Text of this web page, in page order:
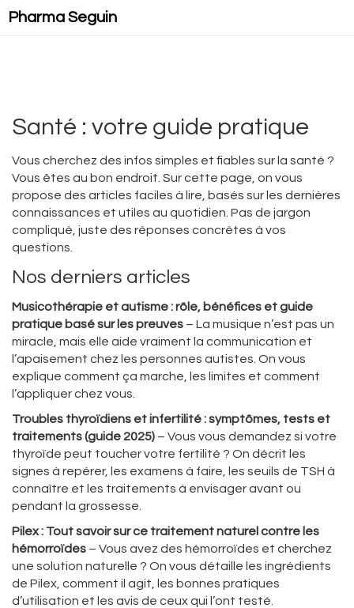
Pharma Seguin
Santé : votre guide pratique
Vous cherchez des infos simples et fiables sur la santé ?
Vous êtes au bon endroit. Sur cette page, on vous
propose des articles faciles à lire, basés sur les dernières
connaissances et utiles au quotidien. Pas de jargon
compliqué, juste des réponses concrètes à vos
questions.
Nos derniers articles
Musicothérapie et autisme : rôle, bénéfices et guide
pratique basé sur les preuves – La musique n’est pas un
miracle, mais elle aide vraiment la communication et
l’apaisement chez les personnes autistes. On vous
explique comment ça marche, les limites et comment
l’appliquer chez vous.
Troubles thyroïdiens et infertilité : symptômes, tests et
traitements (guide 2025) – Vous vous demandez si votre
thyroïde peut toucher votre fertilité ? On décrit les
signes à repérer, les examens à faire, les seuils de TSH à
connaître et les traitements à envisager avant ou
pendant la grossesse.
Pilex : Tout savoir sur ce traitement naturel contre les
hémorroïdes – Vous avez des hémorroïdes et cherchez
une solution naturelle ? On vous détaille les ingrédients
de Pilex, comment il agit, les bonnes pratiques
d’utilisation et les avis de ceux qui l’ont testé.